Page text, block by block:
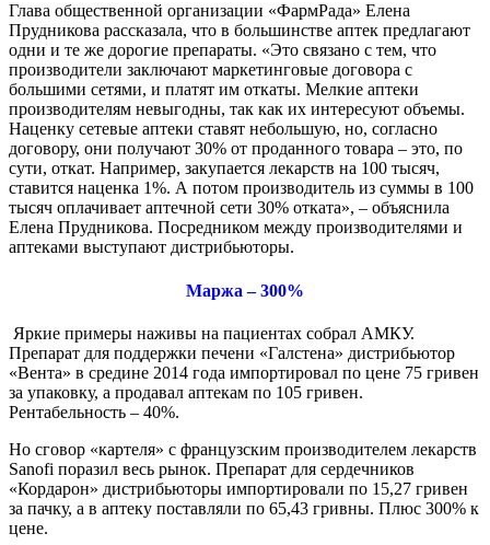
Глава общественной организации «ФармРада» Елена
Прудникова рассказала, что в большинстве аптек предлагают
одни и те же дорогие препараты. «Это связано с тем, что
производители заключают маркетинговые договора с
большими сетями, и платят им откаты. Мелкие аптеки
производителям невыгодны, так как их интересуют объемы.
Наценку сетевые аптеки ставят небольшую, но, согласно
договору, они получают 30% от проданного товара – это, по
сути, откат. Например, закупается лекарств на 100 тысяч,
ставится наценка 1%. А потом производитель из суммы в 100
тысяч оплачивает аптечной сети 30% отката», – объяснила
Елена Прудникова. Посредником между производителями и
аптеками выступают дистрибьюторы.
Маржа – 300%
Яркие примеры наживы на пациентах собрал АМКУ.
Препарат для поддержки печени «Галстена» дистрибьютор
«Вента» в средине 2014 года импортировал по цене 75 гривен
за упаковку, а продавал аптекам по 105 гривен.
Рентабельность – 40%.
Но сговор «картеля» с французским производителем лекарств
Sanofi поразил весь рынок. Препарат для сердечников
«Кордарон» дистрибьюторы импортировали по 15,27 гривен
за пачку, а в аптеку поставляли по 65,43 гривны. Плюс 300% к
цене.